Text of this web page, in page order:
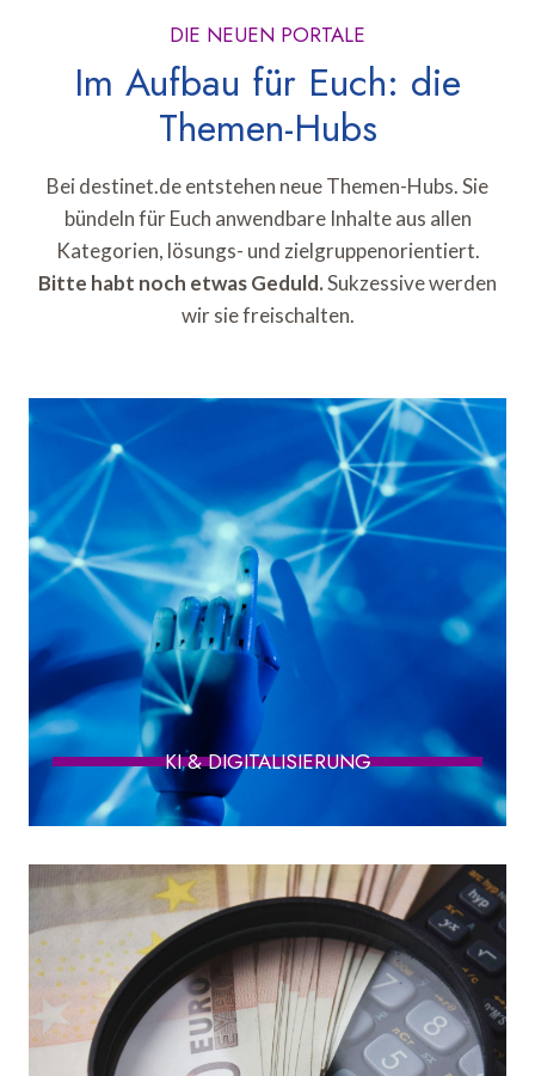
DIE NEUEN PORTALE
Im Aufbau für Euch: die
Themen-Hubs
Bei destinet.de entstehen neue Themen-Hubs. Sie
bündeln für Euch anwendbare Inhalte aus allen
Kategorien, lösungs- und zielgruppenorientiert.
Bitte habt noch etwas Geduld.Sukzessive werden
wir sie freischalten.
KI & DIGITALISIERUNG